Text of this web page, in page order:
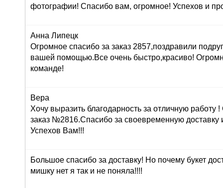
фотографии! Спасибо вам, огромное! Успехов и
Анна Липецк
Огромное спасибо за заказ 2857,поздравили
вашей помощью.Все очень быстро,красиво!
команде!
Вера
Хочу выразить благодарность за отличную
заказ №2816.Спасибо за своевременную
Успехов Вам!!!
Большое спасибо за доставку! Но почему букет
мишку нет я так и не поняла!!!!